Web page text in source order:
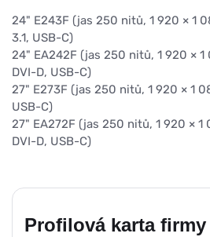
24" E243F (jas 250 nitů, 1 920 × 1
3.1, USB-C)
24" EA242F (jas 250 nitů, 1 920 × 1
DVI-D, USB-C)
27" E273F (jas 250 nitů, 1 920 × 1
USB-C)
27" EA272F (jas 250 nitů, 1 920 × 1
DVI-D, USB-C)
Profilová karta firmy